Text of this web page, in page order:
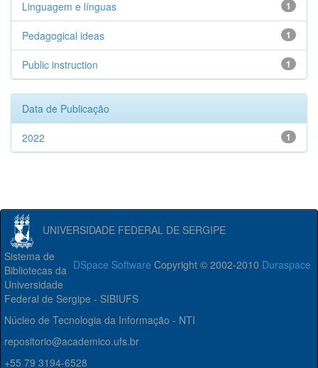
1
Linguagem e línguas
1
Pedagogical ideas
1
Public instruction
Data de Publicação
1
2022
UNIVERSIDADE FEDERAL DE SERGIPE
DSpace Software Copyright © 2002-2010 Duraspace
Sistema de
Bibliotecas da
Universidade
Federal de Sergipe - SIBIUFS
Núcleo de Tecnologia da Informação - NTI
repositorio@academico.ufs.br
+55 79 3194-6528